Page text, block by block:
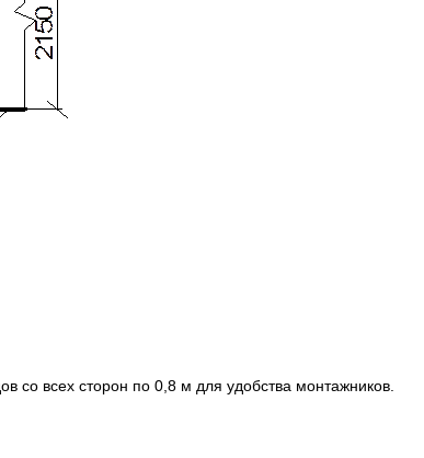
со всех сторон по 0,8 м для удобства монтажников.